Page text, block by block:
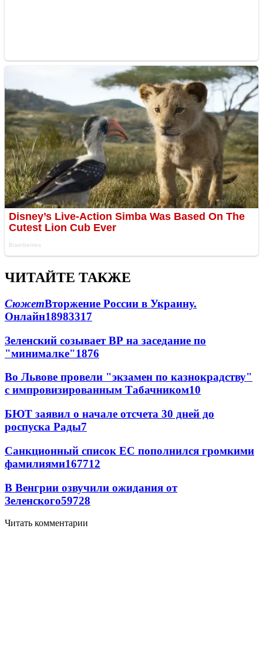
ЧИТАЙТЕ ТАКЖЕ
СюжетВторжение России в Украину.
Онлайн18983317
Зеленский созывает ВР на заседание по
"минималке"1876
Во Львове провели "экзамен по казнокрадству"
с импровизированным Табачником10
БЮТ заявил о начале отсчета 30 дней до
роспуска Рады7
Санкционный список ЕС пополнился громкими
фамилиями167712
В Венгрии озвучили ожидания от
Зеленского59728
Читать комментарии